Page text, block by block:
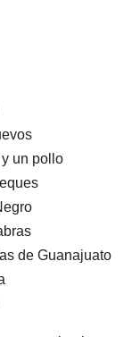
un pollo
de Guanajuato